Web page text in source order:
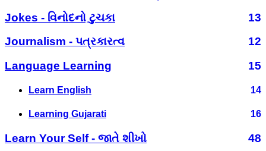
Jokes - વિનોદનો ટુચકા
13
Journalism - પત્રકારત્વ
12
Language Learning
15
Learn English 14
Learning Gujarati 16
Learn Your Self - જાતે શીખો
48